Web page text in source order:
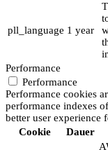
pll_language 1 year
Performance
Performance
Performance cookies
performance indexes
better user experience
Cookie
Dauer